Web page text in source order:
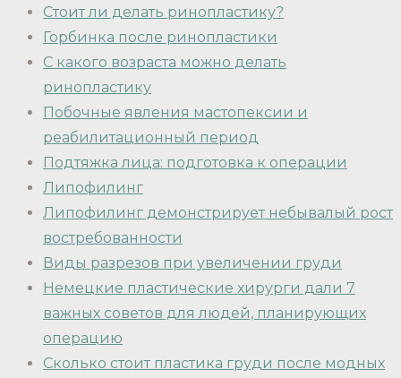
Стоит ли делать ринопластику?
Горбинка после ринопластики
С какого возраста можно делать
ринопластику
Побочные явления мастопексии и
реабилитационный период
Подтяжка лица: подготовка к операции
Липофилинг
Липофилинг демонстрирует небывалый рост
востребованности
Виды разрезов при увеличении груди
Немецкие пластические хирурги дали 7
важных советов для людей, планирующих
операцию
Сколько стоит пластика груди после модных